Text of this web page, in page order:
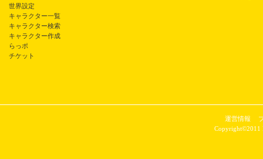
世界設定
キャラクター一覧
キャラクター検索
キャラクター作成
らっポ
チケット
運営情報
Copyright©2011